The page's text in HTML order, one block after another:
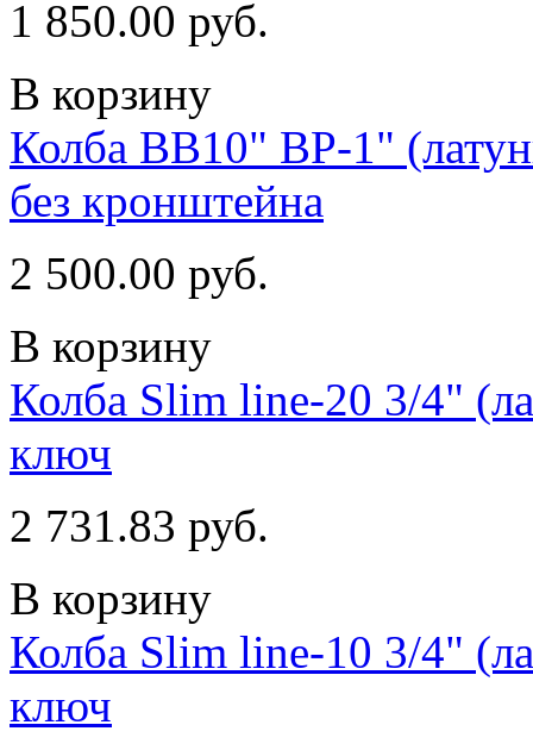
1 850.00 руб.
В корзину
Колба ВВ10" ВР-1"
без кронштейна
2 500.00 руб.
В корзину
Колба Slim line-20 3/4"
ключ
2 731.83 руб.
В корзину
Колба Slim line-10 3/4"
ключ